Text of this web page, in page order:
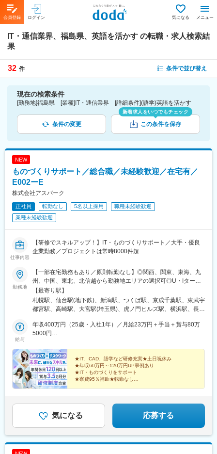
会員登録 ログイン 気になる メニュー
IT・通信業界、福島県、英語を活かす の転職・求人検索結
果
32 件 条件で並び替え
現在の検索条件
[勤務地]福島県 [業種]IT・通信業界 [詳細条件](語学)英語を活かす
条件の変更
新着求人をいつでもチェック
この条件を保存
NEW
ものづくりサポート／総合職／未経験歓迎／在宅有／
E002ーE
株式会社アスパーク
正社員 転勤なし 5名以上採用
職種未経験歓迎
業種未経験歓迎
仕事内容
【研修でスキルアップ！】IT・ものづくりサポート／大手・優良
企業勤務／プロジェクトは常時8000件超
勤務地
【一部在宅勤務もあり／原則転勤なし】◎関西、関東、東海、九
州、中国、東北、北信越から勤務地エリアの選択可◎U・Iターン
も歓迎！（引越し代全額負担・家賃95％補助など制度完備）■関
西エリア（大阪、京都、兵庫、奈良、和歌山、滋賀）■関東エリア
（東京、神奈川、千葉、埼玉、栃木、茨城、群馬など）■東海エリ
中国エリア（広島、岡山、愛媛など）■東北エリア（宮城、福島な
ど）■北信越エリア（石川、福井、富山、新潟、長野など）のプロ
モート案件あり）◎転居を伴う転勤は、基本的には本人が希望す
る場合以外ありません※受動喫煙防止対策：オフィス内全面禁煙
【最寄り駅】
札幌駅、仙台駅(地下鉄)、新潟駅、つくば駅、京成千葉駅、東武宇
都宮駅、高崎駅、大宮駅(埼玉県)、虎ノ門ヒルズ駅、横浜駅、長野
線)、インテック本社前駅、烏丸駅、三宮駅(神戸新交通)、山陽姫
路駅、岡山駅、八丁堀駅(広島県)、高松駅(香川県)、天神駅、花畑
尾駅、水島駅、通津駅、福山駅、岩国駅、可部駅、横川駅(広島
県)、東広島駅、山西駅、本町六丁目駅、金川駅、東野駅(京都
府)、東山・おかでんミュージアム駅、衣山駅、山麓駅(皿倉山)、
堺筋本町駅、鷹野橋駅、堺駅、比治山下駅、広域公園前駅、横川
一丁目駅、錦糸町駅、検見川浜駅、本町駅、津守駅、中野東駅、
六本木駅、伊予大洲駅、福駅、芦原橋駅、桃山駅、野田阪神駅、
東比恵駅、渡辺橋駅、淀屋橋駅、鶴崎駅、西小倉駅、二島駅、今
給与
年収400万円（25歳・入社1年）／月給23万円＋手当＋賞与80万
5000円
5000円
★IT、CAD、語学など研修充実★土日祝休み
★年収60万円～120万円UP事例あり
★IT・ものづくりをサポート
★寮費95％補助★転勤なし
気になる 応募する